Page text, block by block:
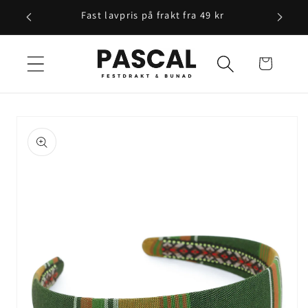
til
innholdet
Fast lavpris på frakt fra 49 kr
Handlekurv